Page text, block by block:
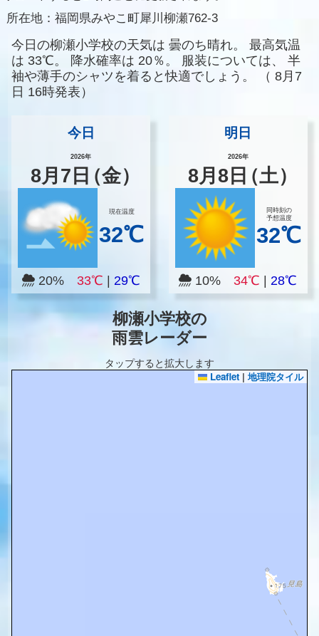
所在地： 福岡県みやこ町犀川柳瀬762-3
今日の柳瀬小学校の天気は 曇のち晴れ。
最高気温
は 33℃。 降水確率は 20％。 服装については、
半
袖や薄手のシャツを着ると快適でしょう。
（ 8月7
日 16時発表）
今日
2026年
8月 7 日（金）
現在温度
32℃
20% 33℃ 29℃
明日
2026年
8月8 日（土）
同時刻の
予想温度
32℃
10%34℃ |28℃
柳瀬小学校の
雨雲レーダー
タップすると拡大します
Leaflet | 地理院タイル